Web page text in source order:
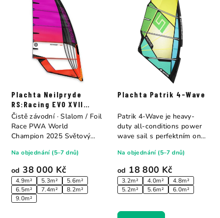
Plachta Neilpryde
RS:Racing EVO XVII
Purple/Juicy Orange
od 38 000 Kč
4.9m² 5.3m²
5.6m²
6.5m²
7.4m²
8.2m²
9.0m²
Na objednání (5–7 dnů)
Čistě závodní · Slalom / Foil
Race PWA World
Champion 2025 Světový
Plachta Patrik 4-Wave
od 18 800 Kč
3.2m² 4.0m²
4.8m²
5.2m²
5.6m² 6.0m²
Na objednání (5–7 dnů)
Patrik 4-Wave je heavy-
duty all-conditions power
wave sail s perfektním on-